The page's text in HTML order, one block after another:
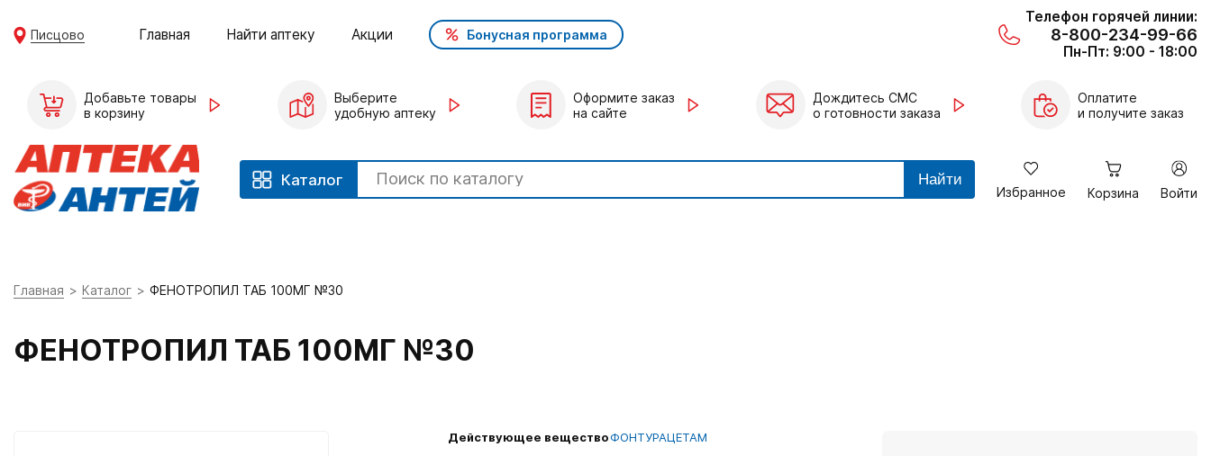
Писцово Главная Найти аптеку Акции Бонусная программа
Телефон горячей линии:
8-800-234-99-66
Пн-Пт: 9:00 - 18:00
Добавьте товары
в корзину
Выберите
удобную аптеку
Оформите заказ
на сайте
Дождитесь СМС
о готовности заказа
Оплатите
и получите заказ
Каталог Найти
Избранное Корзина Войти
Главная Каталог ФЕНОТРОПИЛ ТАБ 100МГ №30
ФЕНОТРОПИЛ ТАБ 100МГ №30
Действующее веществоФОНТУРАЦЕТАМ